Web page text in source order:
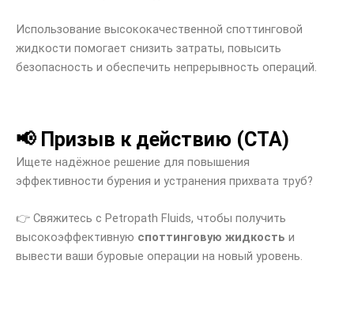
Использование высококачественной споттинговой
жидкости помогает снизить затраты, повысить
безопасность и обеспечить непрерывность операций.
📢 Призыв к действию (CTA)
Ищете надёжное решение для повышения
эффективности бурения и устранения прихвата труб?
👉 Свяжитесь с Petropath Fluids, чтобы получить
высокоэффективную споттинговую жидкость и
вывести ваши буровые операции на новый уровень.